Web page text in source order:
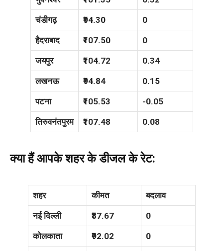
चंडीगढ़ ₹94.30 0
हैदराबाद ₹107.50 0
जयपुर ₹104.72 0.34
लखनऊ ₹94.84 0.15
पटना ₹105.53 -0.05
तिरुवनंतपुरम ₹107.48 0.08
क्या हैं आपके शहर के डीजल के रेट:
शहर कीमत बदलाव
नई दिल्ली ₹87.67 0
कोलकाता ₹92.02 0